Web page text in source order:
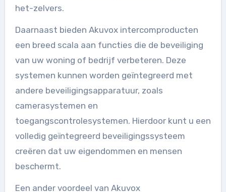
het-zelvers.
Daarnaast bieden Akuvox intercomproducten
een breed scala aan functies die de beveiliging
van uw woning of bedrijf verbeteren. Deze
systemen kunnen worden geïntegreerd met
andere beveiligingsapparatuur, zoals
camerasystemen en
toegangscontrolesystemen. Hierdoor kunt u een
volledig geïntegreerd beveiligingssysteem
creëren dat uw eigendommen en mensen
beschermt.
Een ander voordeel van Akuvox